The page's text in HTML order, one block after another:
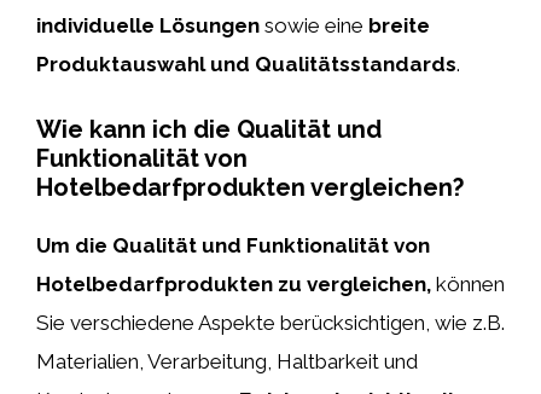
individuelle Lösungen sowie eine breite
Produktauswahl und Qualitätsstandards.
Wie kann ich die Qualität und
Funktionalität von
Hotelbedarfprodukten vergleichen?
Um die Qualität und Funktionalität von
Hotelbedarfprodukten zu vergleichen, können
Sie verschiedene Aspekte berücksichtigen, wie z.B.
Materialien, Verarbeitung, Haltbarkeit und